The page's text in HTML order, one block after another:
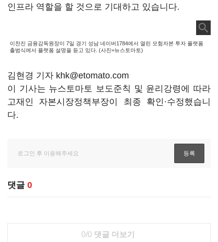
인프라 역할을 할 것으로 기대하고 있습니다.
이찬진 금융감독원장이 7일 경기 성남 네이버1784에서 열린 모험자본 투자 플랫폼
출범식에서 플랫폼 설명을 듣고 있다. (사진=뉴스토마토)
김현경 기자 khk@etomato.com
이 기사는 뉴스토마토 보도준칙 및 윤리강령에 따라
고재인 자본시장정책부장이 최종 확인·수정했습니
다.
댓글 0
0/0 댓글 더보기